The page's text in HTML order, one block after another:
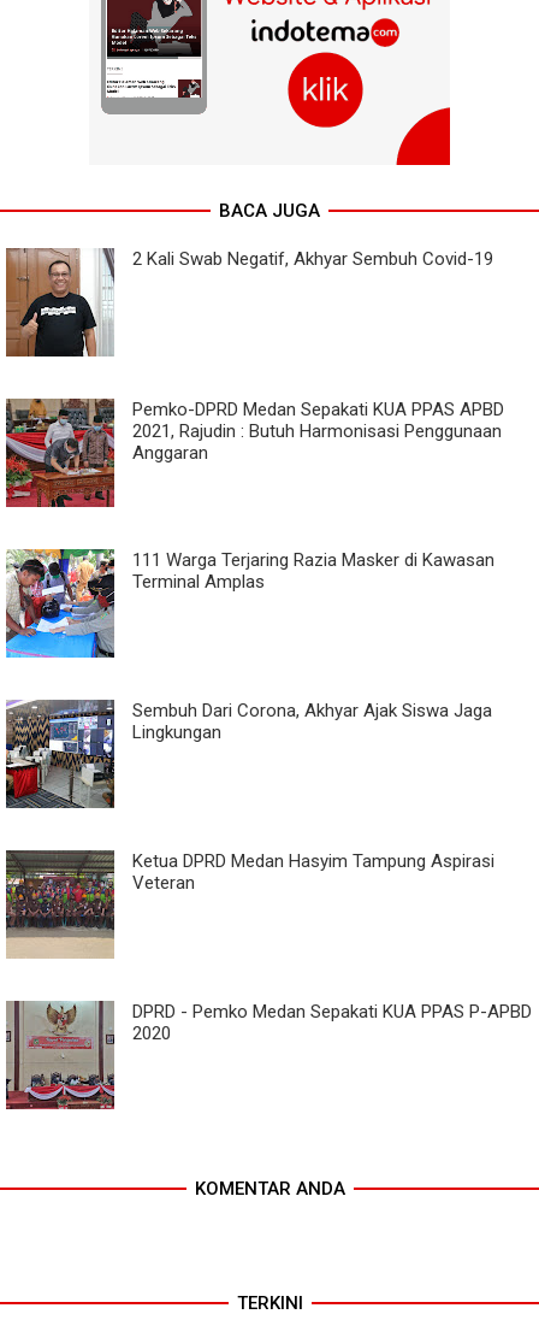
BACA JUGA
2 Kali Swab Negatif, Akhyar Sembuh Covid-19
Pemko-DPRD Medan Sepakati KUA PPAS APBD
2021, Rajudin : Butuh Harmonisasi Penggunaan
Anggaran
111 Warga Terjaring Razia Masker di Kawasan
Terminal Amplas
Sembuh Dari Corona, Akhyar Ajak Siswa Jaga
Lingkungan
Ketua DPRD Medan Hasyim Tampung Aspirasi
Veteran
DPRD - Pemko Medan Sepakati KUA PPAS P-APBD
2020
KOMENTAR ANDA
TERKINI